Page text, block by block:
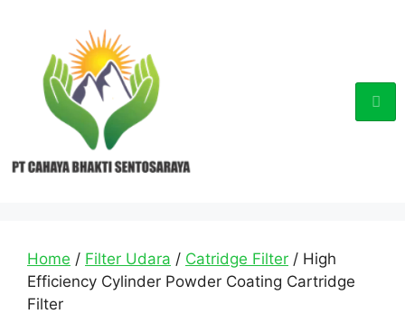
Home / Filter Udara / Catridge Filter / High
Efficiency Cylinder Powder Coating Cartridge
Filter